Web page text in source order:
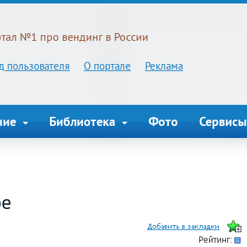
№1 про вендинг в России
пользователя О портале Реклама
Библиотека Фото Сервисы
Рейтинг: